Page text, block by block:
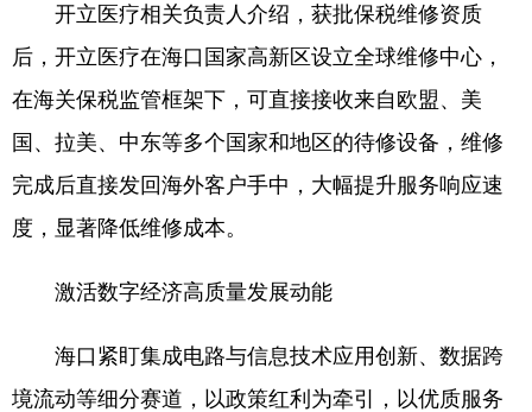
开立医疗相关负责人介绍，获批保税维修资质
后，开立医疗在海口国家高新区设立全球维修中心，
在海关保税监管框架下，可直接接收来自欧盟、美
国、拉美、中东等多个国家和地区的待修设备，维修
完成后直接发回海外客户手中，大幅提升服务响应速
度，显著降低维修成本。
激活数字经济高质量发展动能
海口紧盯集成电路与信息技术应用创新、数据跨
境流动等细分赛道，以政策红利为牵引，以优质服务